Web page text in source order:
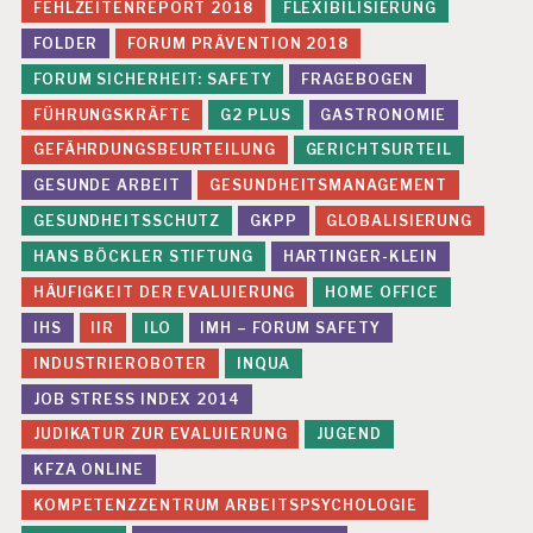
IS
T
I
A
N
B
LI
N
D
E
R
K
R
A
N
K
U
N
G
S
R
IS
FEHLZEITENREPORT 2018
FLEXIBILISIERUNG
FOLDER
FORUM PRÄVENTION 2018
FORUM SICHERHEIT: SAFETY
FRAGEBOGEN
FÜHRUNGSKRÄFTE
G2 PLUS
GASTRONOMIE
GEFÄHRDUNGSBEURTEILUNG
GERICHTSURTEIL
GESUNDE ARBEIT
GESUNDHEITSMANAGEMENT
GESUNDHEITSSCHUTZ
GKPP
GLOBALISIERUNG
HANS BÖCKLER STIFTUNG
HARTINGER-KLEIN
HÄUFIGKEIT DER EVALUIERUNG
HOME OFFICE
IHS
IIR ILO
IMH – FORUM SAFETY
INDUSTRIEROBOTER
INQUA
JOB STRESS INDEX 2014
JUDIKATUR ZUR EVALUIERUNG
JUGEND
KFZA ONLINE
KOMPETENZZENTRUM ARBEITSPSYCHOLOGIE